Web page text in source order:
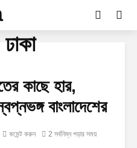
কাছে হার,
বাংলাদেশের
কমেন্ট করুন 2 সর্বনিম্ন পড়ার সময়